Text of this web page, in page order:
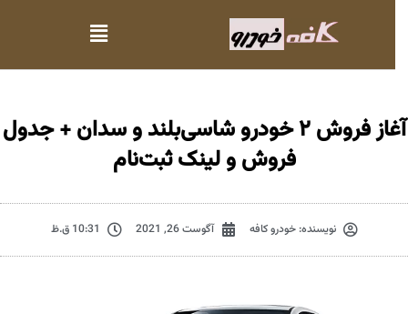
آغاز فروش ۲ خودرو شاسی‌بلند و سدان + جدول
فروش و لینک ثبت‌نام
نویسنده:خودرو کافه آگوست 26, 2021 10:31 ق.ظ